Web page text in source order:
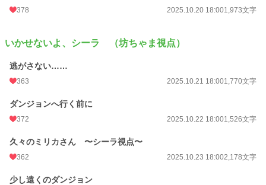
378 2025.10.20 18:001,973文字
いかせないよ、シーラ （坊ちゃま視点）
逃がさない……
363 2025.10.21 18:001,770文字
ダンジョンへ行く前に
372 2025.10.22 18:001,526文字
久々のミリカさん 〜シーラ視点〜
362 2025.10.23 18:002,178文字
少し遠くのダンジョン